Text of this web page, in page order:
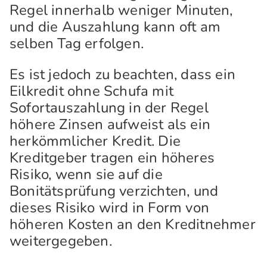
Regel innerhalb weniger Minuten,
und die Auszahlung kann oft am
selben Tag erfolgen.
Es ist jedoch zu beachten, dass ein
Eilkredit ohne Schufa mit
Sofortauszahlung in der Regel
höhere Zinsen aufweist als ein
herkömmlicher Kredit. Die
Kreditgeber tragen ein höheres
Risiko, wenn sie auf die
Bonitätsprüfung verzichten, und
dieses Risiko wird in Form von
höheren Kosten an den Kreditnehmer
weitergegeben.